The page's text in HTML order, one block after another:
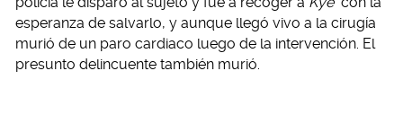
esperanza de salvarlo, y aunque llegó vivo a la cirugía
murió de un paro cardiaco luego de la intervención. El
presunto delincuente también murió.